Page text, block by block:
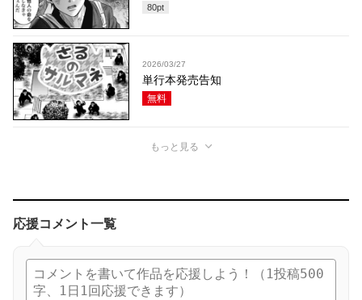
80pt
2026/03/27
単行本発売告知
無料
もっと見る
応援コメント一覧